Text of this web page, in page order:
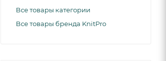
Все товары категории
Все товары бренда KnitPro